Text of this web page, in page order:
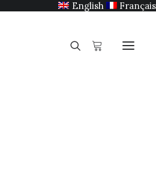
English Français